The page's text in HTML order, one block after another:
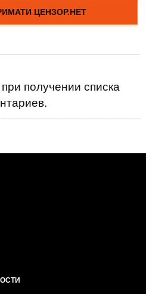
получении списка